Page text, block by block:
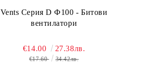
Vents Серия D Ф100 - Битови
вентилатори
€14.00 27.38лв.
€17.60 34.42лв.